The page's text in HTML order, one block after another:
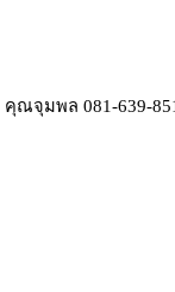
คุณจุมพล 081-639-